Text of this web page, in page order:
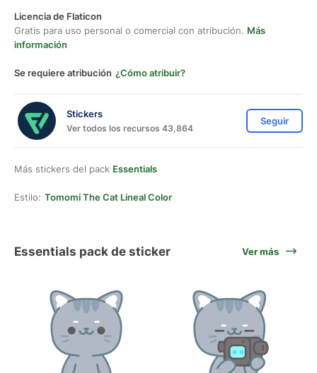
Licencia de Flaticon
Gratis para uso personal o comercial con atribución. Más
información
Se requiere atribución ¿Cómo atribuir?
Stickers
Ver todos los recursos 43,864
Seguir
Más stickers del pack Essentials
Estilo: Tomomi The Cat Lineal Color
Essentials pack de sticker Ver más